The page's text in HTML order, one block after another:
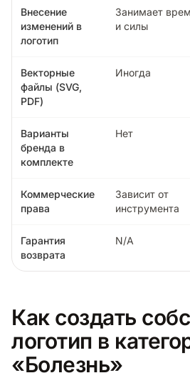
Внесение
изменений в
логотип
Занимает
и силы
Векторные
файлы (SVG,
PDF)
Иногда
Варианты
бренда в
комплекте
Нет
Коммерческие
права
Зависит от
инструмента
Гарантия
возврата
N/A
Как создать
логотип в
«Болезнь»